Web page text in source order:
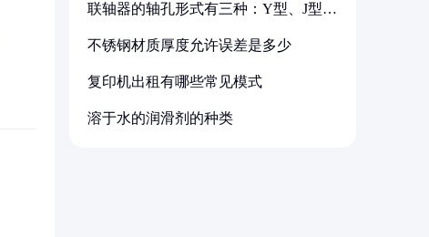
联轴器的轴孔形式有三种：Y型、J型、
不锈钢材质厚度允许误差是多少
复印机出租有哪些常见模式
溶于水的润滑剂的种类